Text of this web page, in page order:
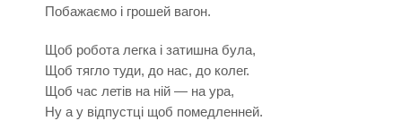
Побажаємо і грошей вагон.
Щоб робота легка і затишна була,
Щоб тягло туди, до нас, до колег.
Щоб час летів на ній — на ура,
Ну а у відпустці щоб помедленней.